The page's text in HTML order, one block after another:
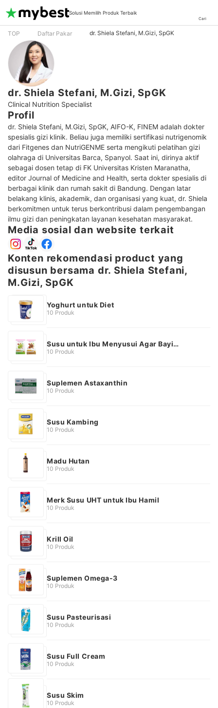
Solusi Memilih Produk Terbaik
Cari
TOP Daftar Pakar dr. Shiela Stefani, M.Gizi, SpGK
dr. Shiela Stefani, M.Gizi, SpGK
Clinical Nutrition Specialist
Profil
dr. Shiela Stefani, M.Gizi, SpGK, AIFO-K, FINEM adalah dokter
spesialis gizi klinik. Beliau juga memiliki sertifikasi nutrigenomik
dari Fitgenes dan NutriGENME serta mengikuti pelatihan gizi
olahraga di Universitas Barca, Spanyol. Saat ini, dirinya aktif
sebagai dosen tetap di FK Universitas Kristen Maranatha,
editor Journal of Medicine and Health, serta dokter spesialis di
berbagai klinik dan rumah sakit di Bandung. Dengan latar
belakang klinis, akademik, dan organisasi yang kuat, dr. Shiela
berkomitmen untuk terus berkontribusi dalam pengembangan
ilmu gizi dan peningkatan layanan kesehatan masyarakat.
Media sosial dan website terkait
Konten rekomendasi product yang
disusun bersama dr. Shiela Stefani,
M.Gizi, SpGK
Yoghurt untuk Diet
10 Produk
Susu untuk Ibu Menyusui Agar Bayi
Gemuk
10 Produk
Suplemen Astaxanthin
10 Produk
Susu Kambing
10 Produk
Madu Hutan
10 Produk
Merk Susu UHT untuk Ibu Hamil
10 Produk
Krill Oil
10 Produk
Suplemen Omega-3
10 Produk
Susu Pasteurisasi
10 Produk
Susu Full Cream
10 Produk
Susu Skim
10 Produk